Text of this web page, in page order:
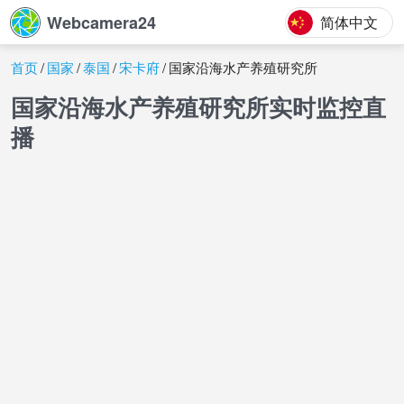
Webcamera24 简体中文
首页 国家 泰国 宋卡府 国家沿海水产养殖研究所
国家沿海水产养殖研究所实时监控直
播